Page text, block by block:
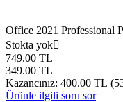
Office 2021 Professional
Stokta yok
749.00 TL
349.00 TL
Kazancınız: 400.00 TL (
Ürünle ilgili soru sor